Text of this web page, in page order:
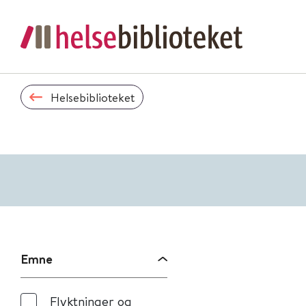
Helsebiblioteket
Emne
Flyktninger og